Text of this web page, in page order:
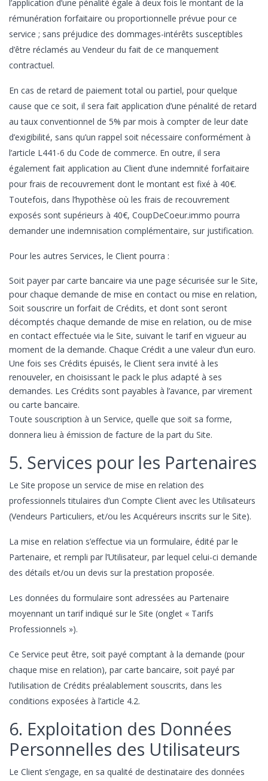
l’application d’une pénalité égale à deux fois le montant de la
rémunération forfaitaire ou proportionnelle prévue pour ce
service ; sans préjudice des dommages-intérêts susceptibles
d’être réclamés au Vendeur du fait de ce manquement
contractuel.
En cas de retard de paiement total ou partiel, pour quelque
cause que ce soit, il sera fait application d’une pénalité de retard
au taux conventionnel de 5% par mois à compter de leur date
d’exigibilité, sans qu’un rappel soit nécessaire conformément à
l’article L441-6 du Code de commerce. En outre, il sera
également fait application au Client d’une indemnité forfaitaire
pour frais de recouvrement dont le montant est fixé à 40€.
Toutefois, dans l’hypothèse où les frais de recouvrement
exposés sont supérieurs à 40€, CoupDeCoeur.immo pourra
demander une indemnisation complémentaire, sur justification.
Pour les autres Services, le Client pourra :
Soit payer par carte bancaire via une page sécurisée sur le Site,
pour chaque demande de mise en contact ou mise en relation,
Soit souscrire un forfait de Crédits, et dont sont seront
décomptés chaque demande de mise en relation, ou de mise
en contact effectuée via le Site, suivant le tarif en vigueur au
moment de la demande. Chaque Crédit a une valeur d’un euro.
Une fois ses Crédits épuisés, le Client sera invité à les
renouveler, en choisissant le pack le plus adapté à ses
demandes. Les Crédits sont payables à l’avance, par virement
ou carte bancaire.
Toute souscription à un Service, quelle que soit sa forme,
donnera lieu à émission de facture de la part du Site.
5. Services pour les Partenaires
Le Site propose un service de mise en relation des
professionnels titulaires d’un Compte Client avec les Utilisateurs
(Vendeurs Particuliers, et/ou les Acquéreurs inscrits sur le Site).
La mise en relation s’effectue via un formulaire, édité par le
Partenaire, et rempli par l’Utilisateur, par lequel celui-ci demande
des détails et/ou un devis sur la prestation proposée.
Les données du formulaire sont adressées au Partenaire
moyennant un tarif indiqué sur le Site (onglet « Tarifs
Professionnels »).
Ce Service peut être, soit payé comptant à la demande (pour
chaque mise en relation), par carte bancaire, soit payé par
l’utilisation de Crédits préalablement souscrits, dans les
conditions exposées à l’article 4.2.
6. Exploitation des Données
Personnelles des Utilisateurs
Le Client s’engage, en sa qualité de destinataire des données